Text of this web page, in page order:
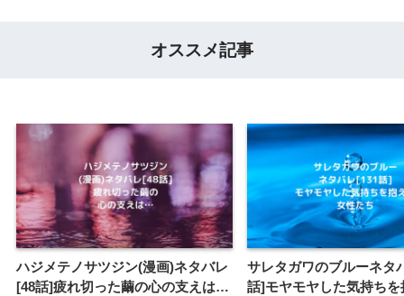
オススメ記事
ハジメテノサツジン(漫画)ネタバレ
[48話]疲れ切った繭の心の支えは…
サレタガワのブルーネタ
話]モヤモヤした気持ちを